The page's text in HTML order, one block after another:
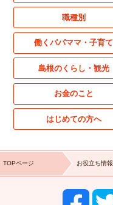
職種別
働くパパママ・子育て
島根のくらし・観光
お金のこと
はじめての方へ
TOPページ お役立ち情報